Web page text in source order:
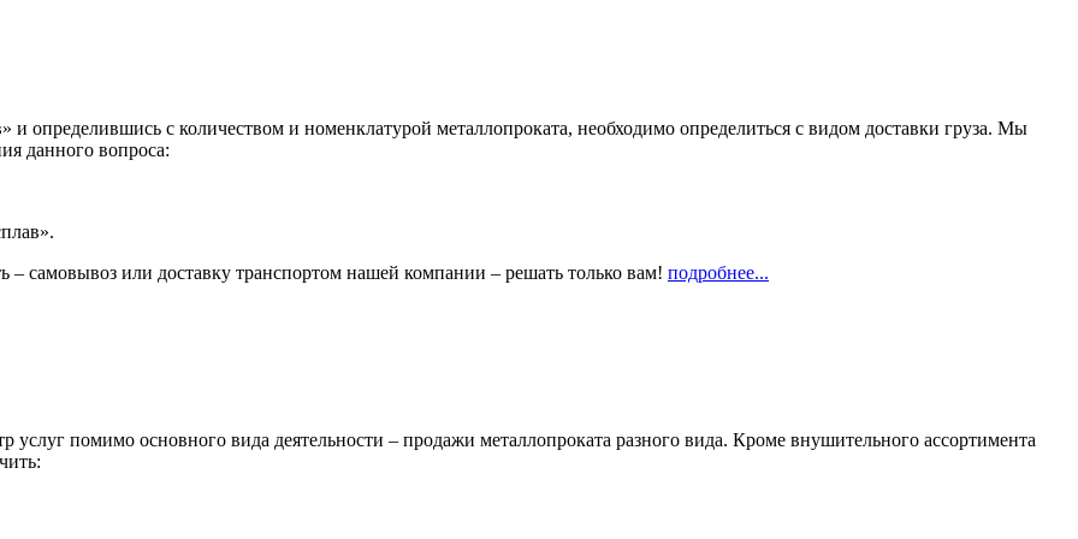
определившись с количеством и номенклатурой металлопроката, необходимо определиться с видом доставки груза. Мы
данного вопроса:
– самовывоз или доставку транспортом нашей компании – решать только вам! подробнее...
помимо основного вида деятельности – продажи металлопроката разного вида. Кроме внушительного ассортимента